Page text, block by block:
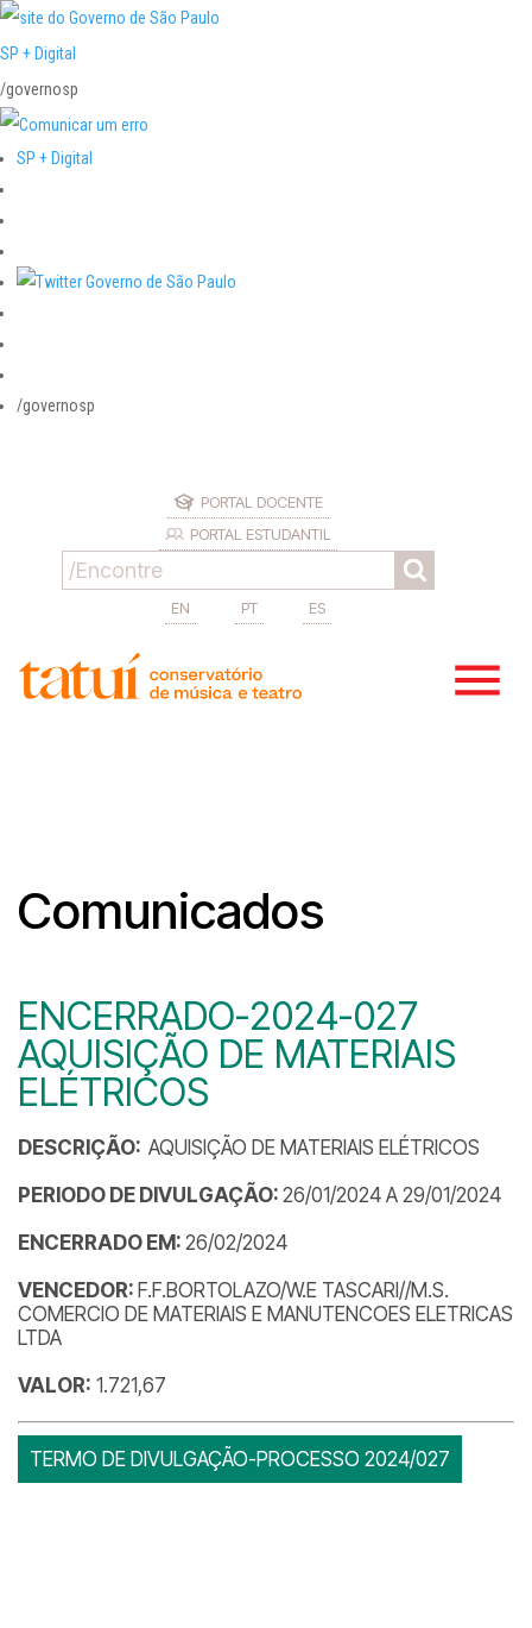
SP + Digital
/governosp
SP + Digital
/governosp
PORTAL DOCENTE
PORTAL ESTUDANTIL
EN PT ES
Comunicados
ENCERRADO-2024-027
AQUISIÇÃO DE MATERIAIS
ELÉTRICOS
DESCRIÇÃO: AQUISIÇÃO DE MATERIAIS ELÉTRICOS
PERIODO DE DIVULGAÇÃO: 26/01/2024 A 29/01/2024
ENCERRADO EM: 26/02/2024
VENCEDOR: F.F.BORTOLAZO/W.E TASCARI//M.S.
COMERCIO DE MATERIAIS E MANUTENCOES ELETRICAS
LTDA
VALOR: 1.721,67
TERMO DE DIVULGAÇÃO-PROCESSO 2024/027